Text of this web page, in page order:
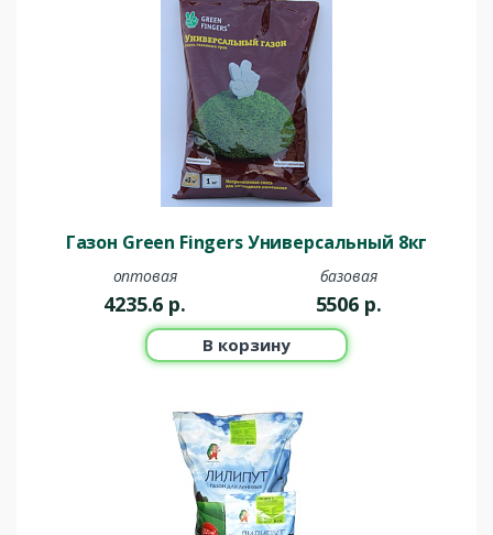
Газон Green Fingers Универсальный 8кг
оптовая
4235.6 р.
базовая
5506 р.
В корзину